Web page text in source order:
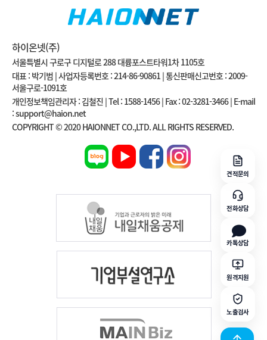
하이온넷(주)
서울특별시 구로구 디지털로 288 대륭포스트타워1차 1105호
대표 : 박기범 | 사업자등록번호 : 214-86-90861 | 통신판매신고번호 : 2009-
서울구로-1091호
개인정보책임관리자 : 김철진 | Tel : 1588-1456 | Fax : 02-3281-3466 | E-mail
: support@haion.net
COPYRIGHT © 2020 HAIONNET CO.,LTD. ALL RIGHTS RESERVED.
견적문의
전화상담
카톡상담
원격지원
노출검사